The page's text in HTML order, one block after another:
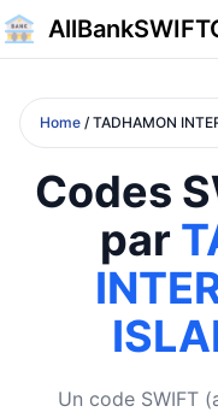
Home / TADHAMON
Codes
par
Un code SWIFT